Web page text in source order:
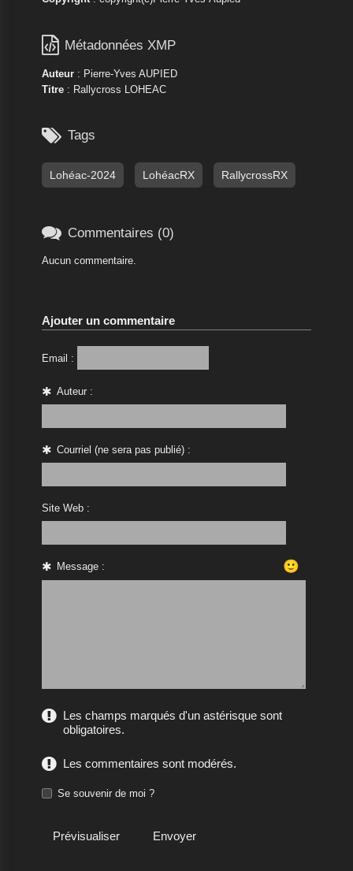
 Métadonnées XMP
Auteur: Pierre-Yves AUPIED
Titre: Rallycross LOHEAC
 Tags
Lohéac-2024 LohéacRX RallycrossRX
 Commentaires (0)
Aucun commentaire.
Ajouter un commentaire
Email :
Auteur :
Courriel (ne sera pas publié) :
Site Web :
Message : 🙂
Les champs marqués d'un astérisque sont
obligatoires.
Les commentaires sont modérés.
Se souvenir de moi ?